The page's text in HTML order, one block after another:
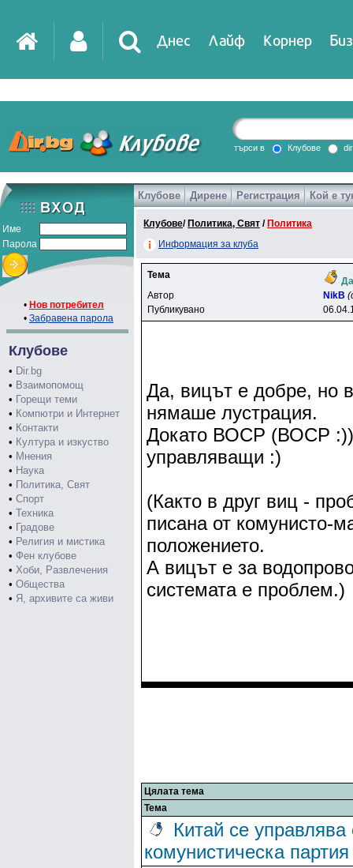
Днес Лайф Корнер
DirTV Impressio
Games
търси в Клубове
Име
Парола
• Нов потребител
• Забравена парола
Клубове
• Dir.bg
• Взаимопомощ
• Горещи теми
• Компютри и Интернет
• Контакти
• Култура и изкуство
• Мнения
• Наука
• Политика, Свят
• Спорт
• Техника
• Градове
• Религия и мистика
• Фен клубове
• Хоби, Развлечения
• Общества
• Я, архивите са живи
Клубове Дирене Регистрация Кой е
Клубове/ Политика, Свят / Политика
Информация за клуба
Тема
Автор
NikB
Публикувано
Да, вицът е добре, но
нямаше лустрация.
Докато ВОСР (ВОСР :))
управляващи :)
(Както в друг виц -
писана от комунисто-
положението.
А вицът е за
системата е проблем.)
Цялата тема
Тема
Китай се управлява
комунистическа партия